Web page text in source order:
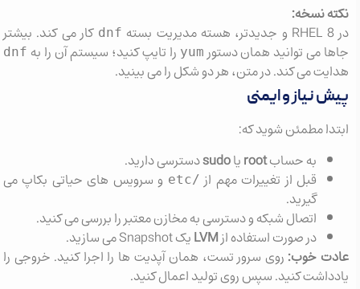
نکته نسخه:
در RHEL 8 و جدیدتر، هسته مدیریت بسته
dnfکار می کند. بیشتر
جاها می توانید همان دستور yumرا تایپ کنید؛ سیستم آن را به dnf
هدایت می کند. در متن، هر دو شکل را می بینید.
پیش نیاز و ایمنی
ابتدا مطمئن شوید که:
به حسابrootیاsudoدسترسی دارید.
قبل از تغییرات مهم از /etc
و سرویس های حیاتی بکاپ می
گیرید.
اتصال شبکه و دسترسی به مخازن معتبر را بررسی می کنید.
در صورت استفاده ازLVMیک Snapshot می سازید.
عادت خوب:روی سرور تست، همان آپدیت ها را اجرا کنید. خروجی را
یادداشت کنید. سپس روی تولید اعمال کنید.